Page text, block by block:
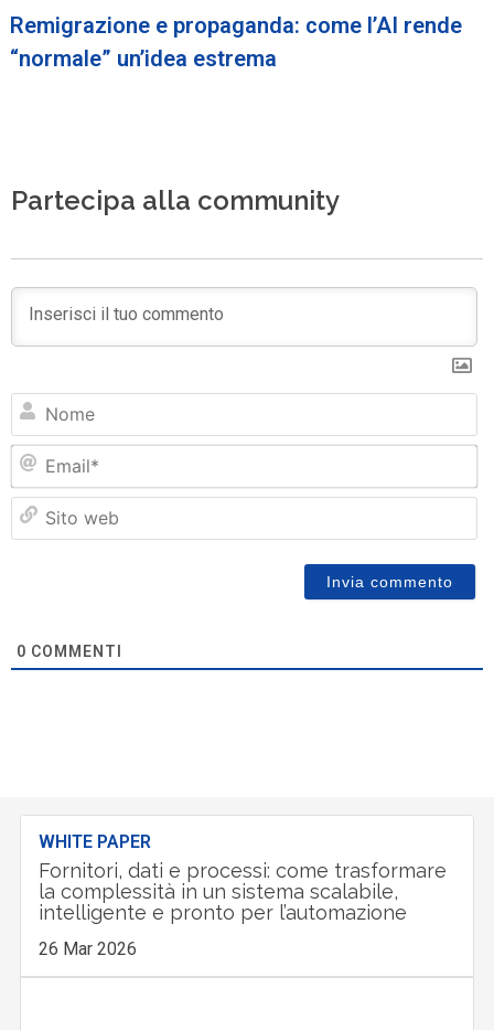
Remigrazione e propaganda: come l’AI rende
“normale” un’idea estrema
Partecipa alla community
0 COMMENTI
WHITE PAPER
Fornitori, dati e processi: come trasformare
la complessità in un sistema scalabile,
intelligente e pronto per l’automazione
26 Mar 2026